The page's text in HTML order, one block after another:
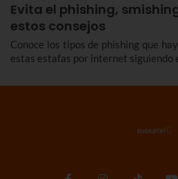
Evita el phishing,
estos consejos
Conoce los tipos de phishing que
estas estafas por internet siguiendo